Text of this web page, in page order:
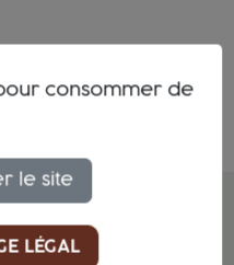
GENS QUI BOIVENT
consommer de
le site
LÉGAL